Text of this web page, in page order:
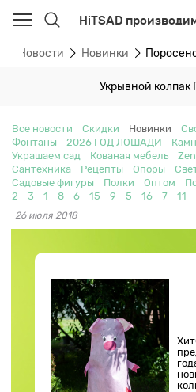
HiTSAD
Новости Новинки
Укрывной колпак
Все новости Скидки Новинки
Фонтаны
2026 ГОД ЛОШАДИ
Украшаем сад
Кованая мебель Zen
Сантехника
Рецепты Опоры
Садовые фигуры
Полки Оптом
2
3 1 8 6 15 9 5 16 7 11
26 июля 2018